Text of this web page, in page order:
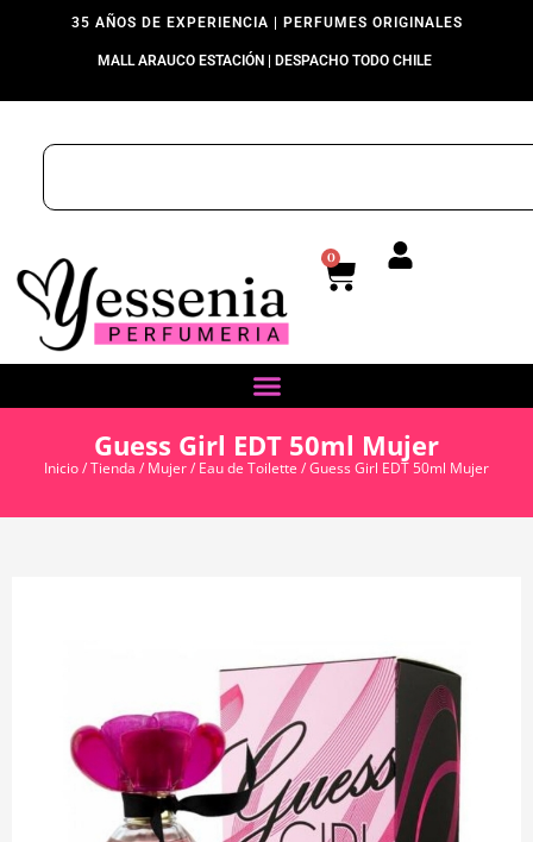
35 AÑOS DE EXPERIENCIA | PERFUMES ORIGINALES
MALL ARAUCO ESTACIÓN | DESPACHO TODO CHILE
0
Guess Girl EDT 50ml Mujer
Inicio/Tienda / Mujer/ Eau de Toilette / Guess Girl EDT 50ml Mujer